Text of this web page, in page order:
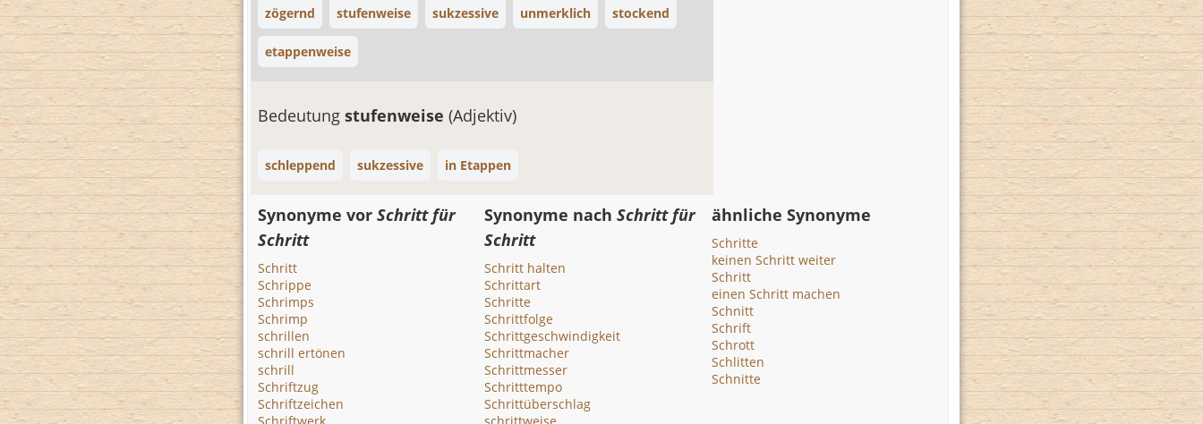
zögernd stufenweise sukzessive unmerklich stockend
etappenweise
Bedeutung stufenweise (Adjektiv)
schleppend sukzessive in Etappen
Synonyme vor Schritt für
Schritt
Schritt
Schrippe
Schrimps
Schrimp
schrillen
schrill ertönen
schrill
Schriftzug
Schriftzeichen
Synonyme nachSchritt für
Schritt
Schritt halten
Schrittart
Schritte
Schrittfolge
Schrittgeschwindigkeit
Schrittmacher
Schrittmesser
Schritttempo
Schrittüberschlag
ähnliche Synonyme
Schritte
keinen Schritt weiter
Schritt
einen Schritt machen
Schnitt
Schrift
Schrott
Schlitten
Schnitte